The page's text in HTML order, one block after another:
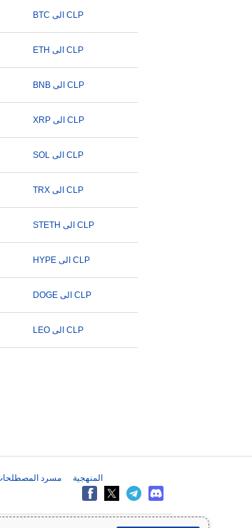
BTC الى CLP
ETH الى CLP
BNB الى CLP
XRP الى CLP
SOL الى CLP
TRX الى CLP
STETH الى CLP
HYPE الى CLP
DOGE الى CLP
LEO الى CLP
مسرد
المنهجية